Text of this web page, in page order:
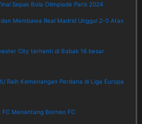
Sepak Bola Olimpiade Paris 2024
Membawa Real Madrid Unggul 2-0 Atas
City terhenti di Babak 16 besar
Raih Kemenangan Perdana di Liga Europa
FC Menantang Borneo FC